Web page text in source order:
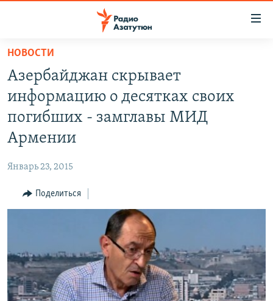
Перейти
основному
содержанию
Перейти
основной
Перейти
поиску
ГЛАВНАЯ
НОВОСТИ
ПОЛИТИКА
ОБЩЕСТВО
РЕГИОН
НАГОРНЫЙ КАРАБАХ
АРХИВ
Հայերեն
НОВОСТИ
Азербайджан скрывает
информацию о десятках своих
погибших - замглавы МИД
Армении
Январь 23, 2015
Поделиться